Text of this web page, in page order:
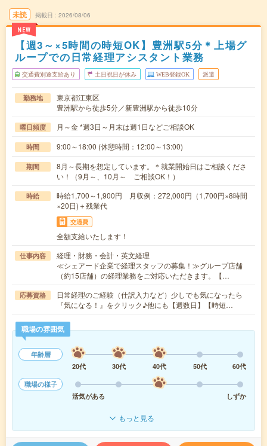
未読
NEW
掲載日 2026/08/06
【週3～×5時間の時短OK】豊洲駅5分＊上場グ
ループでの日常経理アシスタント業務
交通費別途支給あり 土日祝日が休み WEB登録OK 派遣
勤務地
東京都江東区
豊洲駅から徒歩5分／新豊洲駅から徒歩10分
曜日頻度 月～金 *週3日～月末は週1日などご相談OK
時間 9:00～18:00 (休憩時間：12:00～13:00)
期間
8月～長期を想定しています。＊就業開始日はご相談くださ
い！（9月～、10月～ ご相談OK！）
時給
時給1,700～1,900円 月収例：272,000円（1,700円×8時間
×20日)＋残業代
交通費
全額支給いたします！
仕事内容
経理・財務・会計・英文経理
≪シェアード企業で経理スタッフの募集！≫グループ店舗
（約15店舗）の経理業務をご対応いただきます。【…
応募資格
日常経理のご経験（仕訳入力など）少しでも気になったら
『気になる！』をクリック♪他にも【週数日】【時短…
職場の雰囲気
年齢層
20代
30代 40代 50代
60代
職場の様子
活気がある
しずか
もっと見る